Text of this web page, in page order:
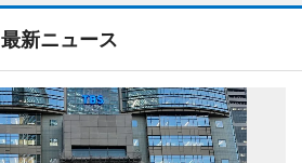
最新ニュース